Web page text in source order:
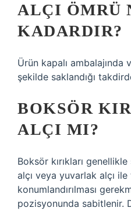
ALÇI ÖMRÜ
KADARDIR?
Ürün kapalı ambalajında
şekilde saklandığı
BOKSÖR
ALÇI MI?
Boksör kırıkları
alçı veya yuvarlak alçı ile
konumlandırılması
pozisyonunda sabitlenir.